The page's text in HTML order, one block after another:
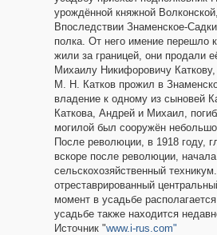
урождённой княжной
Впоследствии Знаменское-
полка. От него имение перешло
жили за границей, они продали
Михаилу Никифоровичу
М. Н. Катков прожил в
владение к одному из сыновей
Каткова, Андрей и Михаил,
могилой был сооружён
После революции, в 1918 году,
вскоре после революции,
сельскохозяйственный
отреставрированный
момент в усадьбе
усадьбе также находится
Источник "www.i-rus.com"